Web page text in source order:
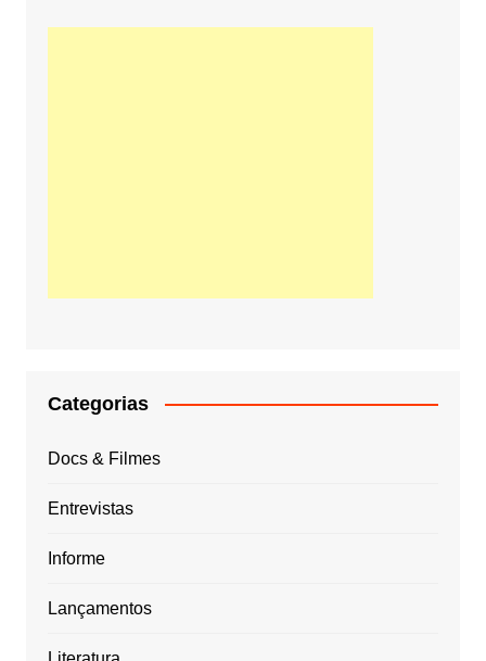
Categorias
Docs & Filmes
Entrevistas
Informe
Lançamentos